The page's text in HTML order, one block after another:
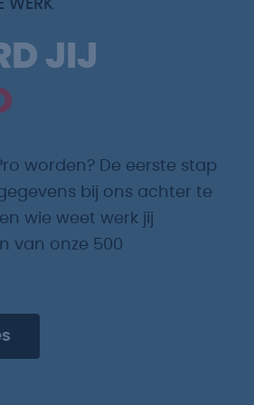
WERK
JIJ
worden? De eerste stap
bij ons achter te
wie weet werk jij
van onze 500